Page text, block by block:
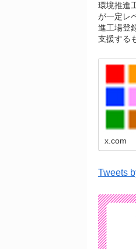
環境推進
が一定レ
進工場登
支援する
x.com
Tweets